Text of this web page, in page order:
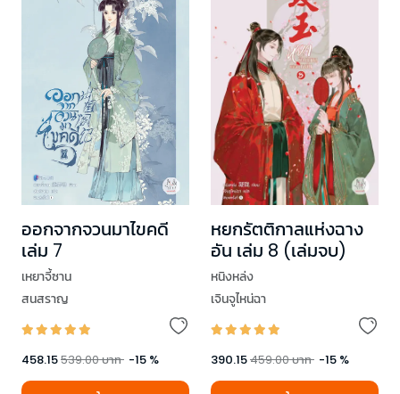
ออกจากจวนมาไขคดี
เล่ม 7
เหยาจี้ซาน
สนสราญ
458.15539.00บาท -15 %
หยกรัตติกาลแห่งฉาง
อัน เล่ม 8 (เล่มจบ)
หนิงหล่ง
เจินจูไหน่ฉา
390.15459.00บาท -15 %